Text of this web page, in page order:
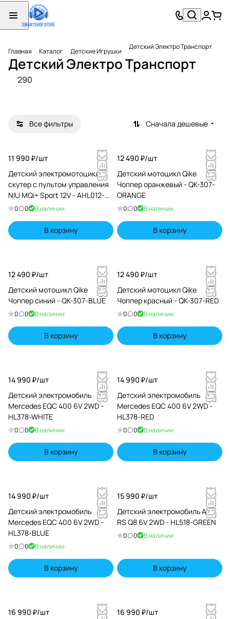
Главная Каталог Детские Игрушки Детский Электро Транспорт
Детский Электро Транспорт
290
Детс
Спец
техн
32
товара
Детск
квадр
оцикл
38
товаров
Детск
Элект
ро
37
товаров
Детск
элект
ро
икл
17
товаров
Детск
Элект
ромоб
166
товаров
Все фильтры Сначала дешевые
11 990 ₽/шт
Детский электромотоцикл
скутер с пультом управления
NIU MQi+ Sport 12V - AHL012-
WHITE
0 0 В наличии
В корзину
12 490 ₽/шт
Детский мотоцикл Qike
Чоппер оранжевый - QK-307-
ORANGE
0 0 В наличии
В корзину
12 490 ₽/шт
Детский мотоцикл Qike
Чоппер синий - QK-307-BLUE
0 0 В наличии
В корзину
12 490 ₽/шт
Детский мотоцикл Qike
Чоппер красный - QK-307-RED
0 0 В наличии
В корзину
14 990 ₽/шт
Детский электромобиль
Mercedes EQC 400 6V 2WD -
HL378-WHITE
0 0 В наличии
В корзину
14 990 ₽/шт
Детский электромобиль
Mercedes EQC 400 6V 2WD -
HL378-RED
0 0 В наличии
В корзину
14 990 ₽/шт
Детский электромобиль
Mercedes EQC 400 6V 2WD -
HL378-BLUE
0 0 В наличии
В корзину
15 990 ₽/шт
Детский электромобиль Audi
RS Q8 6V 2WD - HL518-GREEN
0 0 В наличии
В корзину
16 990 ₽/шт
16 990 ₽/шт